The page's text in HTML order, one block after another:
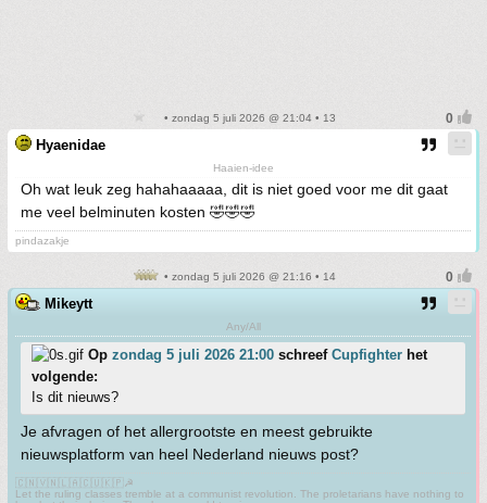
• zondag 5 juli 2026 @ 21:04 • 13
Hyaenidae
Haaien-idee
Oh wat leuk zeg hahahaaaaa, dit is niet goed voor me dit gaat
me veel belminuten kosten 🤣🤣🤣
pindazakje
• zondag 5 juli 2026 @ 21:16 • 14
Mikeytt
Any/All
Op zondag 5 juli 2026 21:00 schreef Cupfighter het
volgende:
Is dit nieuws?
Je afvragen of het allergrootste en meest gebruikte
nieuwsplatform van heel Nederland nieuws post?
🇨🇳🇻🇳🇱🇦🇨🇺🇰🇵☭
Let the ruling classes tremble at a communist revolution. The proletarians have nothing to